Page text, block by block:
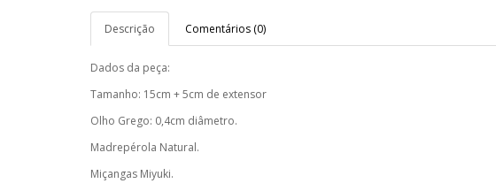
Descrição Comentários (0)
Dados da peça:
Tamanho: 15cm + 5cm de extensor
Olho Grego: 0,4cm diâmetro.
Madrepérola Natural.
Miçangas Miyuki.